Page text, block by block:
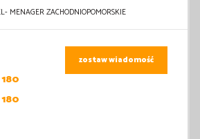
MENAGER ZACHODNIOPOMORSKIE
zostaw wiadomość